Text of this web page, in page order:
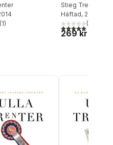
stjärnor. Totalt antal röster:
(1)
Stieg Trenter
Häftad, 2014
5,0utav 5(
269 kr